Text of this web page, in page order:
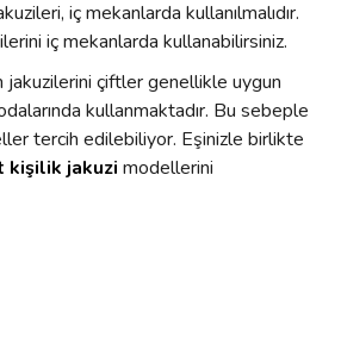
iç mekanlarda kullanılmalıdır.
iç mekanlarda kullanabilirsiniz.
jakuzilerini çiftler genellikle uygun
kullanmaktadır. Bu sebeple
tercih edilebiliyor. Eşinizle birlikte
kişilik jakuzi modellerini